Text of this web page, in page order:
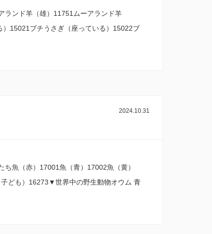
ランド羊（雄）11751ムーアランド羊
15021ブチうさぎ（座っている）15022ブ
2024.10.31
魚（赤）17001魚（青）17002魚（黄）
ども）16273▼世界中の野生動物オウム 青